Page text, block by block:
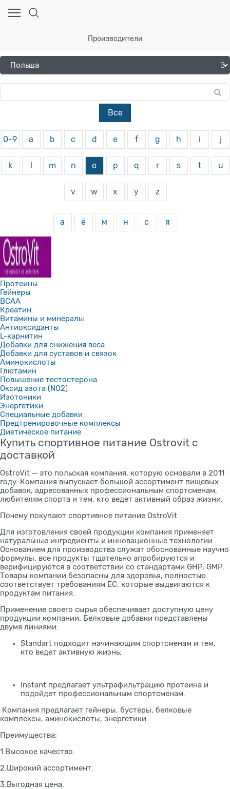
Производители
Все
0-9 a b c d e f g h i j
k m n o p q r s t u
v w x y z
а ё м н с я
Протеины
Гейнеры
BCAA
Креатин
Витамины и минералы
Антиоксиданты
L-карнитин
Добавки для снижения веса
Добавки для суставов и связок
Аминокислоты
Глютамин
Повышение тестостерона
Оксид азота (NO2)
Изотоники
Энергетики
Специальные добавки
Предтренировочные комплексы
Диетическое питание
Купить спортивное питание Ostrovit с
доставкой
OstroVit — это польская компания, которую основали в 2011
году. Компания выпускает большой ассортимент пищевых
добавок, адресованных профессиональным спортсменам,
любителям спорта и тем, кто ведет активный образ жизни.
Почему покупают спортивное питание OstroVit
Для изготовления своей продукции компания применяет
натуральные ингредиенты и инновационные технологии.
Основанием для производства служат обоснованные научно
формулы, все продукты тщательно апробируются и
верифицируются в соответствии со стандартами GHP, GMP.
Товары компании безопасны для здоровья, полностью
соответствует требованиям ЕС, которые выдвигаются к
продуктам питания.
Применение своего сырья обеспечивает доступную цену
продукции компании. Белковые добавки представлены
двумя линиями:
Standart подходит начинающим спортсменам и тем,
кто ведет активную жизнь;
Instant предлагает ультрафильтрацию протеина и
подойдет профессиональным спортсменам.
Компания предлагает гейнеры, бустеры, белковые
комплексы, аминокислоты, энергетики.
Преимущества:
1.Высокое качество.
2.Широкий ассортимент.
3.Выгодная цена.